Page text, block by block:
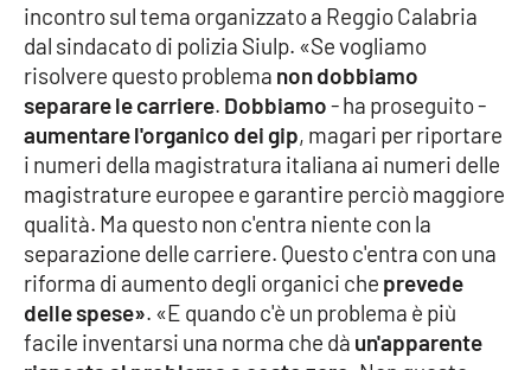
Società
Sport
RUBRICHE
Good Morning Vietnam
Parchi Marini Calabria
incontro sul tema organizzato a Reggio Calabria
dal sindacato di polizia Siulp. «Se vogliamo
risolvere questo problema non dobbiamo
separare le carriere. Dobbiamo- ha proseguito -
aumentare l'organico dei gip, magari per riportare
i numeri della magistratura italiana ai numeri delle
magistrature europee e garantire perciò maggiore
qualità. Ma questo non c'entra niente con la
separazione delle carriere. Questo c'entra con una
riforma di aumento degli organici che prevede
delle spese». «E quando c'è un problema è più
facile inventarsi una norma che dà un'apparente